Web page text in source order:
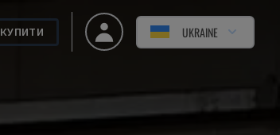
КУПИТИ UKRAINE